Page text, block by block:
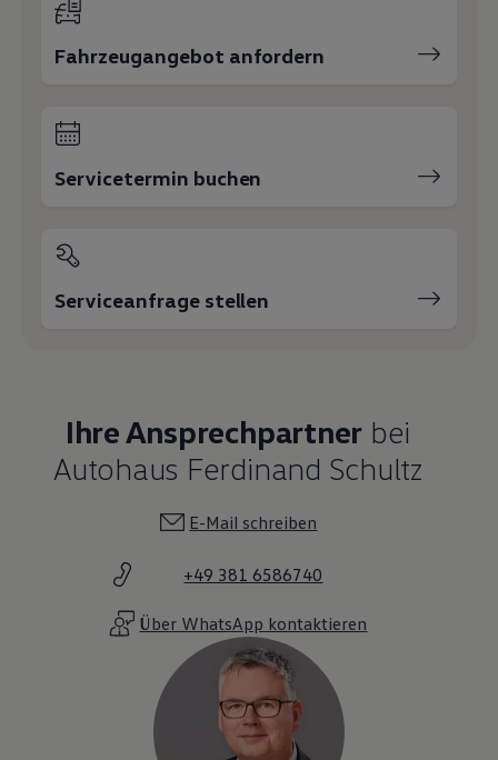
Fahrzeugangebot anfordern
Servicetermin buchen
Serviceanfrage stellen
Ihre Ansprechpartner bei
Autohaus Ferdinand Schultz
E-Mail schreiben
+49 381 6586740
Über WhatsApp kontaktieren